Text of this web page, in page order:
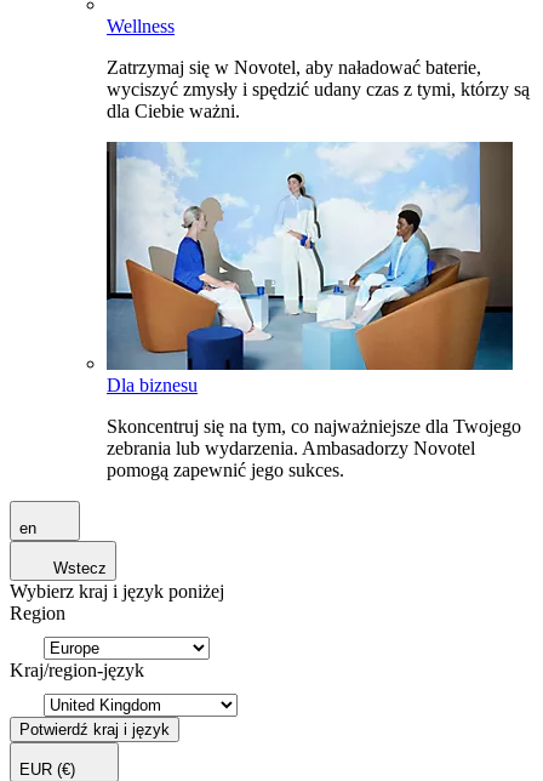
Wellness
Zatrzymaj się w Novotel, aby naładować baterie,
wyciszyć zmysły i spędzić udany czas z tymi, którzy są
dla Ciebie ważni.
Dla biznesu
Skoncentruj się na tym, co najważniejsze dla Twojego
zebrania lub wydarzenia. Ambasadorzy Novotel
pomogą zapewnić jego sukces.
en
Wstecz
Wybierz kraj i język poniżej
Region
Kraj/region-język
Potwierdź kraj i język
EUR (€)